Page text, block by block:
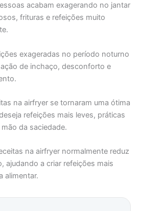
acabam exagerando no jantar
frituras e refeições muito
exageradas no período noturno
de inchaço, desconforto e
na airfryer se tornaram uma ótima
refeições mais leves, práticas
da saciedade.
na airfryer normalmente reduz
ajudando a criar refeições mais
alimentar.